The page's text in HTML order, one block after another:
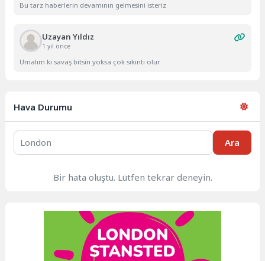
Bu tarz haberlerin devamının gelmesini isteriz
Uzayan Yıldız
1 yıl önce
Umalım ki savaş bitsin yoksa çok sıkıntı olur
Hava Durumu
Ara
Bir hata oluştu. Lütfen tekrar deneyin.